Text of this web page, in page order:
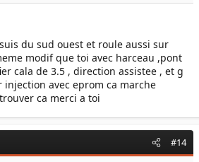
du sud ouest et roule aussi sur
modif que toi avec harceau ,pont
cala de 3.5 , direction assistee , et g
avec eprom ca marche
ca merci a toi
#14